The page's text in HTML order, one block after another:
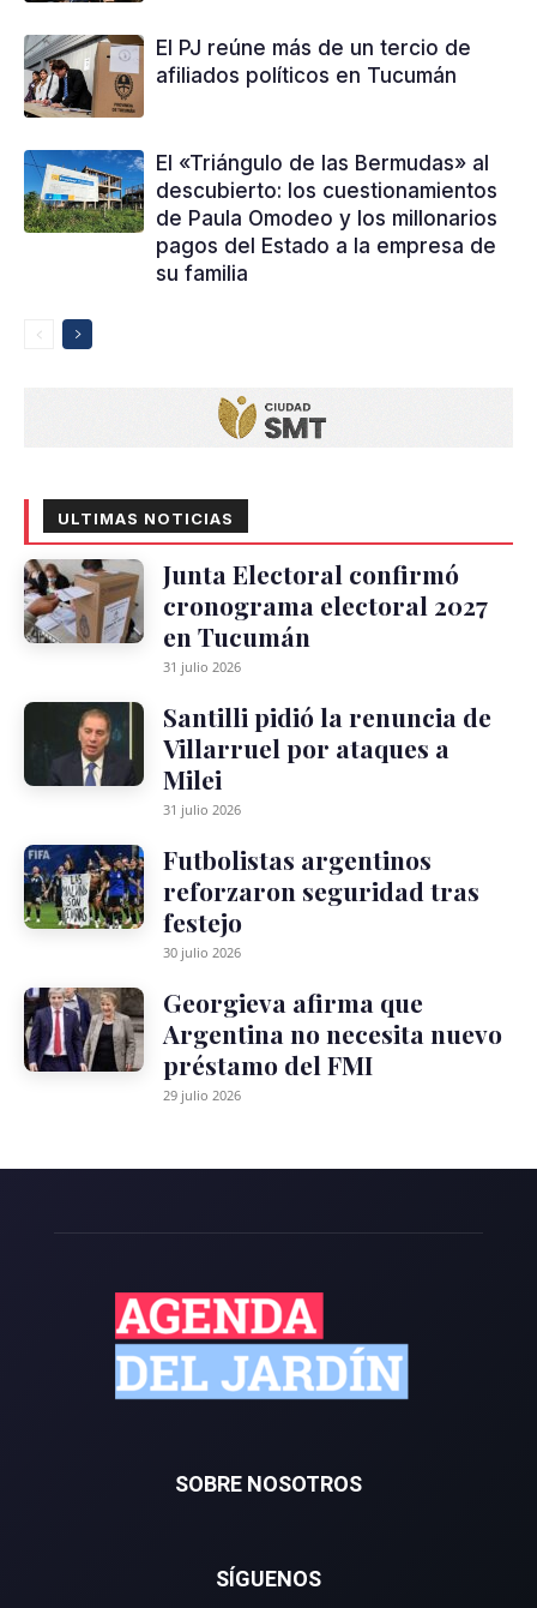
El PJ reúne más de un tercio de
afiliados políticos en Tucumán
El «Triángulo de las Bermudas» al
descubierto: los cuestionamientos
de Paula Omodeo y los millonarios
pagos del Estado a la empresa de
su familia
ULTIMAS NOTICIAS
Junta Electoral confirmó
cronograma electoral 2027
en Tucumán
31 julio 2026
Santilli pidió la renuncia de
Villarruel por ataques a
Milei
31 julio 2026
Futbolistas argentinos
reforzaron seguridad tras
festejo
30 julio 2026
Georgieva afirma que
Argentina no necesita nuevo
préstamo del FMI
29 julio 2026
SOBRE NOSOTROS
SÍGUENOS